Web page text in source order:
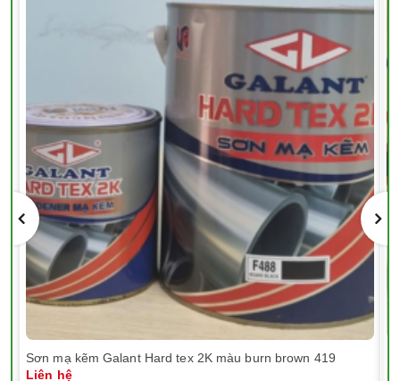
Sơn mạ kẽm Galant Hard tex 2K màu burn brown 419
Liên hệ